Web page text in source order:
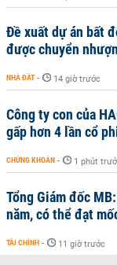
Đề xuất dự án bất
được chuyển
NHÀ ĐẤT - 14 giờ trước
Công ty con của
gấp hơn 4 lần cổ
CHỨNG KHOÁN - 1 phút
Tổng Giám đốc
năm, có thể đạt
TÀI CHÍNH - 11 giờ trước